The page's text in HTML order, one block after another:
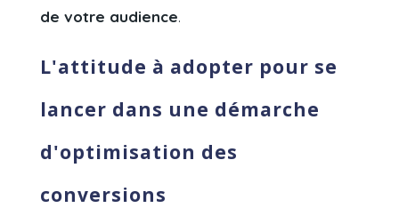
de votre audience.
L'attitude à adopter pour se
lancer dans une démarche
d'optimisation des
conversions